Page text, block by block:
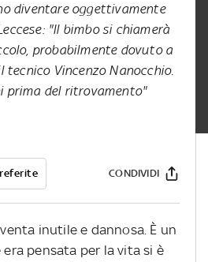
diventare oggettivamente
"Il bimbo si chiamerà
probabilmente dovuto a
Vincenzo Nanocchio.
prima del ritrovamento"
CONDIVIDI
inutile e dannosa. È un
pensata per la vita si è